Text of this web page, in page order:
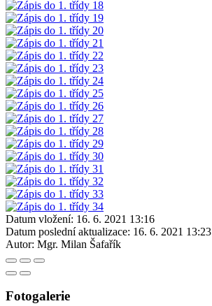
Datum vložení: 16. 6. 2021 13:16
Datum poslední aktualizace: 16. 6. 2021 13:23
Autor: Mgr. Milan Šafařík
Fotogalerie